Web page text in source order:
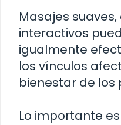
Masajes
interactivos
igualmente
los vínculos
bienestar de los
Lo importante